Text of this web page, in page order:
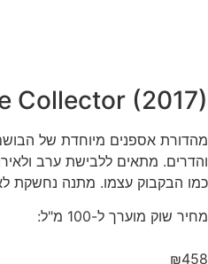
Collector (2017)
מהדורת אספנים מיוחדת של
והדרים. מתאים ללבישת ערב
כמו הבקבוק עצמו. מתנה נחשקת
מחיר שוק מוערך ל-100 מ"ל:
₪458